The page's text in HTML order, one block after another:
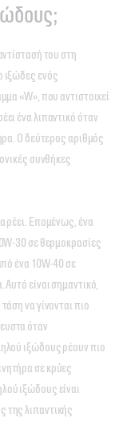
του στη
ιξώδες ενός
«W», που αντιστοιχεί
ένα λιπαντικό όταν
Ο δεύτερος αριθμός
συνθήκες
ρέει. Επομένως, ένα
30 σε θερμοκρασίες
ένα 10W-40 σε
είναι σημαντικό,
να γίνονται πιο
όταν
ιξώδους ρέουν πιο
σε κρύες
ιξώδους είναι
της λιπαντικής